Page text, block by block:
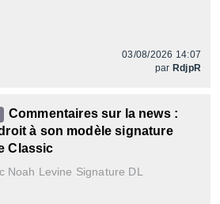
03/08/2026 14:07
par RdjpR
Commentaires sur la news :
à son modèle signature
Classic
Noah Levine Signature DL